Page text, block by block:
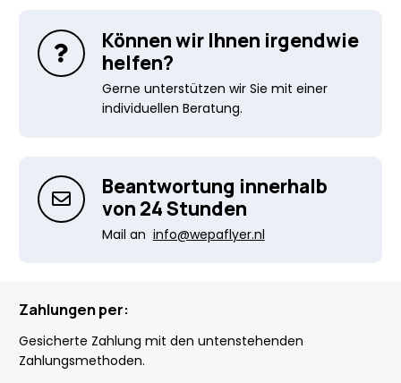
Können wir Ihnen irgendwie
helfen?
Gerne unterstützen wir Sie mit einer
individuellen Beratung.
Beantwortung innerhalb
von 24 Stunden
Mail an info@wepaflyer.nl
Zahlungen per:
Gesicherte Zahlung mit den untenstehenden
Zahlungsmethoden.